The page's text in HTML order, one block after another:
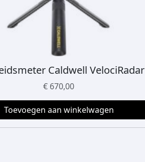
Caldwell VelociRadar
€ 670,00
Toevoegen aan winkelwagen